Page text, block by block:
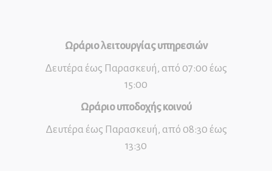
Ωράριο λειτουργίας υπηρεσιών
Δευτέρα έως Παρασκευή, από 07:00 έως
15:00
Ωράριο υποδοχής κοινού
Δευτέρα έως Παρασκευή, από 08:30 έως
13:30